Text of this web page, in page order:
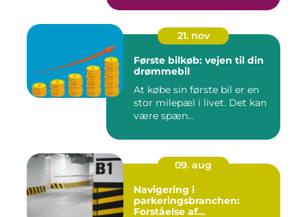
21. nov
Første bilkøb: vejen til din
drømmebil
At købe sin første bil er en
stor milepæl i livet. Det kan
være spæn...
09. aug
Navigering i
parkeringsbranchen:
Forståelse af